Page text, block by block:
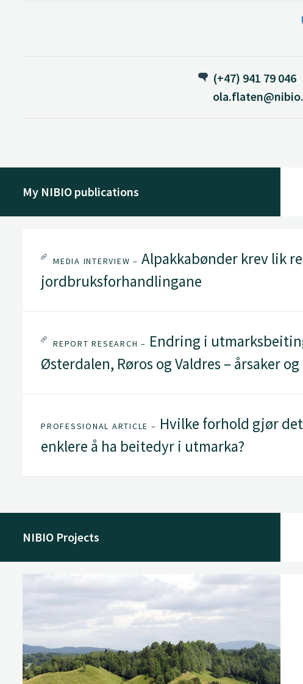
(+47) 941 79 046
My NIBIO publications
MEDIA INTERVIEW – Alpakkabønder krev lik
jordbruksforhandlingane
REPORT RESEARCH – Endring i
Østerdalen, Røros og Valdres – årsaker
PROFESSIONAL ARTICLE – Hvilke forhold gjør
enklere å ha beitedyr i utmarka?
NIBIO Projects